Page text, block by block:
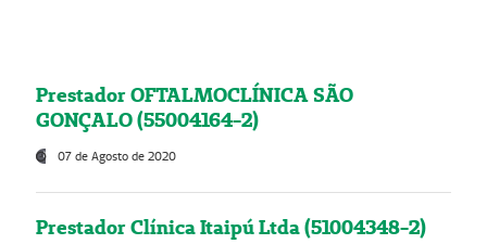
Prestador OFTALMOCLÍNICA SÃO
GONÇALO (55004164-2)
07 de Agosto de 2020
Prestador Clínica Itaipú Ltda (51004348-2)